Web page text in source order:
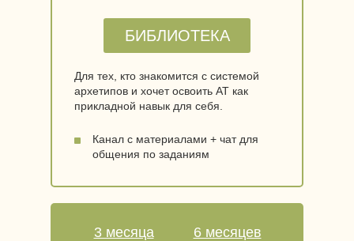
Для тех, кто знакомится с системой
архетипов и хочет освоить АТ как
прикладной навык для себя.
Канал с материалами + чат для
общения по заданиям
3 месяца 6 месяцев
БИБЛИОТЕКА